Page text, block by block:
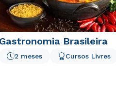
Gastronomia Brasileira
2 meses Cursos Livres